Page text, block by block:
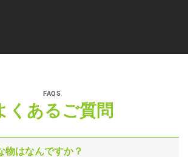
FAQS
くあるご質問
物はなんですか？